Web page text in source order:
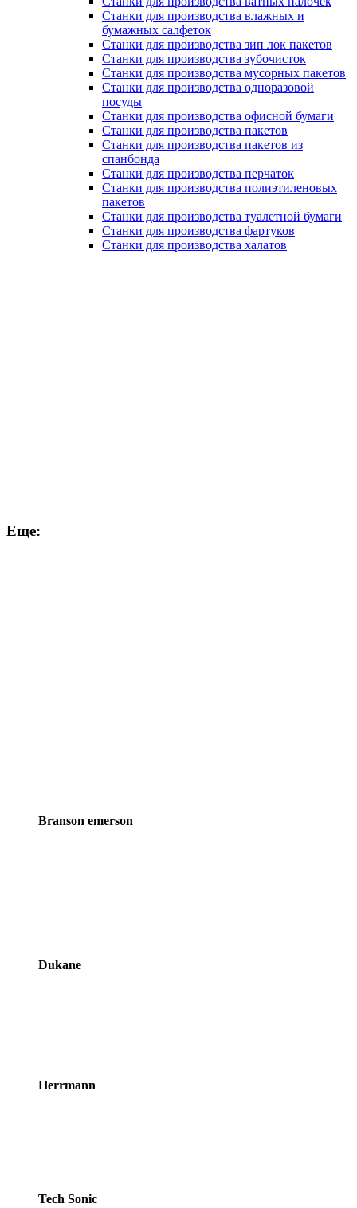
Станки для производства влажных и
бумажных салфеток
Станки для производства зип лок пакетов
Станки для производства зубочисток
Станки для производства мусорных пакетов
Станки для производства одноразовой
посуды
Станки для производства офисной бумаги
Станки для производства пакетов
Станки для производства пакетов из
спанбонда
Станки для производства перчаток
Станки для производства полиэтиленовых
пакетов
Станки для производства туалетной бумаги
Станки для производства фартуков
Станки для производства халатов
Еще:
Brands
Branson emerson
Dukane
Herrmann
Tech Sonic